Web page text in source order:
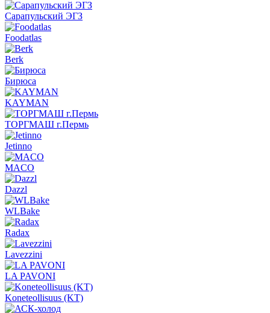
Сарапульский ЭГЗ
Foodatlas
Berk
Бирюса
KAYMAN
ТОРГМАШ г.Пермь
Jetinno
MACO
Dazzl
WLBake
Radax
Lavezzini
LA PAVONI
Koneteollisuus (KT)